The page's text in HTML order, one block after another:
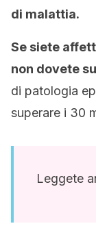
di malattia.
Se siete
non dovete
di patologia
superare i 30
Leggete